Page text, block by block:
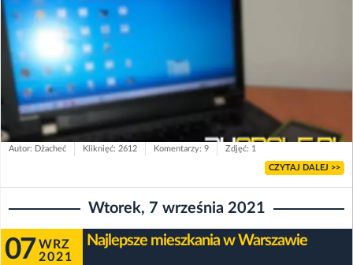
Autor: Dżacheć Kliknięć: 2612 Komentarzy: 9 Zdjęć: 1
CZYTAJ DALEJ >>
Wtorek, 7 września 2021
07 WRZ
2021
Najlepsze mieszkania w Warszawie